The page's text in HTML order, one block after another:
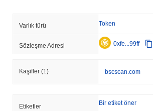
Varlık türü Token
Sözleşme Adresi 0xfe...99ff
Kaşifler (1) bscscan.com
Etiketler Bir etiket öner